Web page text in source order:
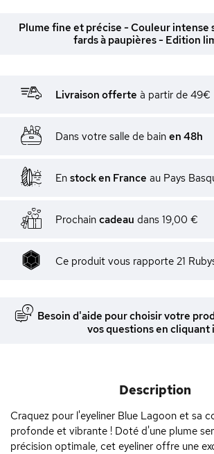
Plume fine et précise - Couleur intense
fards à paupières - Edition
Livraison offerte à partir de 49€
Dans votre salle de bain en 48h
En stock en France au Pays
Prochain cadeau dans 19,00 €
Ce produit vous rapporte 21
Besoin d'aide pour choisir votre
vos questions en cliquant
Description
Craquez pour l'eyeliner Blue Lagoon et sa
profonde et vibrante ! Doté d'une plume
précision optimale, cet eyeliner offre une